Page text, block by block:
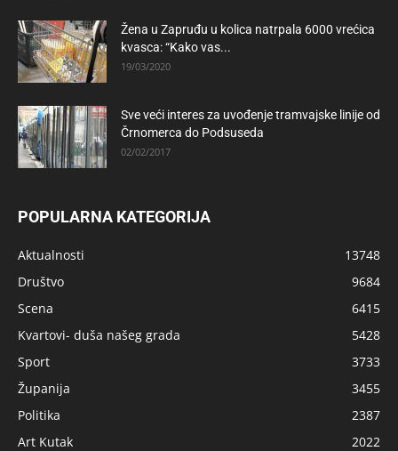
Žena u Zapruđu u kolica natrpala 6000 vrećica
kvasca: “Kako vas...
19/03/2020
Sve veći interes za uvođenje tramvajske linije od
Črnomerca do Podsuseda
02/02/2017
POPULARNA KATEGORIJA
Aktualnosti
13748
Društvo
9684
Scena
6415
Kvartovi- duša našeg grada
5428
Sport
3733
Županija
3455
Politika
2387
Art Kutak
2022